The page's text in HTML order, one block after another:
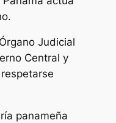
Judicial
Central y
panameña